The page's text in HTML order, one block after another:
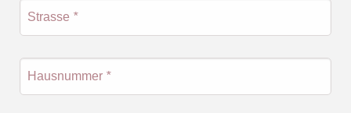
Strasse *
Hausnummer *